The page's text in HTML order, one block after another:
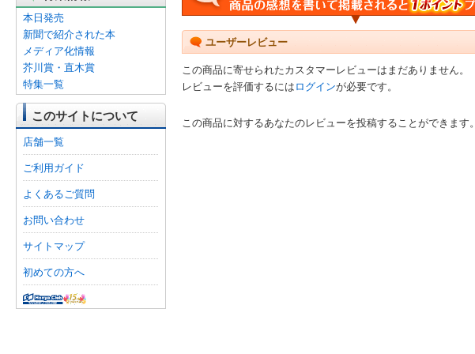
本日発売
新聞で紹介された本
メディア化情報
芥川賞・直木賞
特集一覧
このサイトについて
店舗一覧
ご利用ガイド
よくあるご質問
お問い合わせ
サイトマップ
初めての方へ
ユーザーレビュー
この商品に寄せられたカスタマーレビューはまだありません。
レビューを評価するには ログインが必要です。
この商品に対するあなたのレビューを投稿することができます。